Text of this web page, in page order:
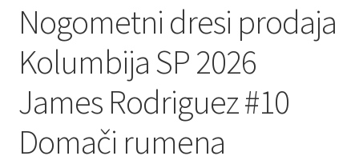
Nogometni dresi prodaja
Kolumbija SP 2026
James Rodriguez #10
Domači rumena